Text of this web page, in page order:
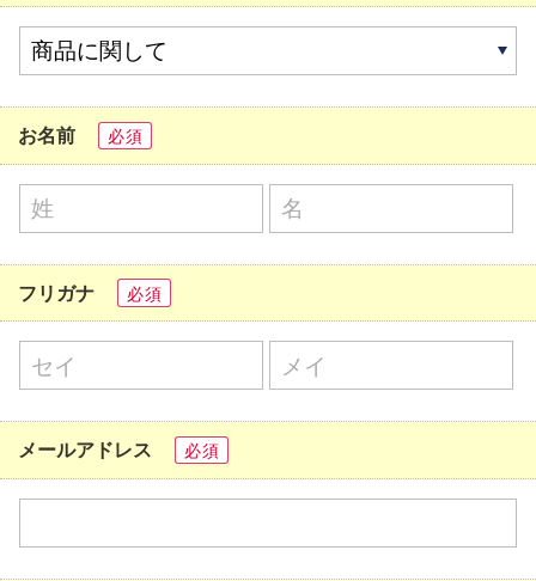
お名前 必須
フリガナ 必須
メールアドレス 必須